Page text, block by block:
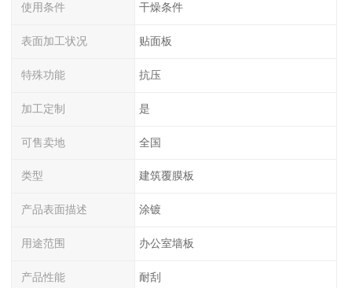
使用条件 干燥条件
表面加工状况 贴面板
特殊功能 抗压
加工定制 是
可售卖地 全国
类型 建筑覆膜板
产品表面描述 涂镀
用途范围 办公室墙板
产品性能 耐刮